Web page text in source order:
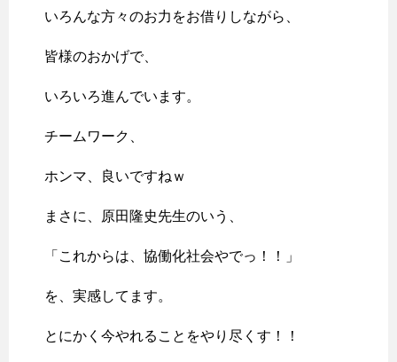
いろんな方々のお力をお借りしながら、
皆様のおかげで、
いろいろ進んでいます。
チームワーク、
ホンマ、良いですねｗ
まさに、原田隆史先生のいう、
「これからは、協働化社会やでっ！！」
を、実感してます。
とにかく今やれることをやり尽くす！！